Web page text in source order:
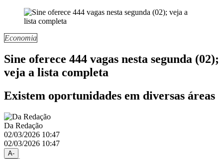
Economia
Sine oferece 444 vagas nesta segunda (02);
veja a lista completa
Existem oportunidades em diversas áreas
Da Redação
02/03/2026 10:47
02/03/2026 10:47
A-